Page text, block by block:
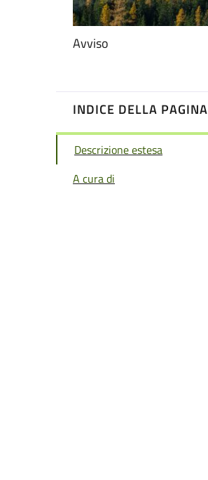
Avviso
INDICE DELLA PAGINA
Descrizione estesa
A cura di